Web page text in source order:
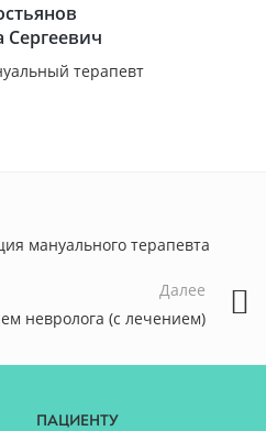
Сергеевич
терапевт
мануального терапевта
Далее
невролога (с лечением)
Пациенту